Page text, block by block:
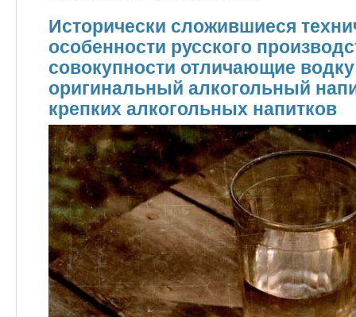
Исторически сложившиеся
особенности русского
совокупности отличающие водку
оригинальный алкогольный
крепких алкогольных напитков